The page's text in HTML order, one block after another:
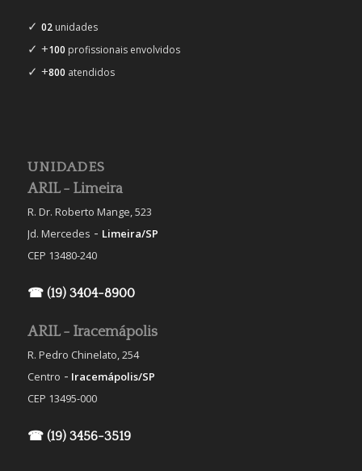
✓ 02unidades
✓ +100 profissionais envolvidos
✓ +800 atendidos
UNIDADES
ARIL - Limeira
R. Dr. Roberto Mange, 523
Jd. Mercedes - Limeira/SP
CEP 13480-240
☎ (19) 3404-8900
ARIL - Iracemápolis
R. Pedro Chinelato, 254
Centro - Iracemápolis/SP
CEP 13495-000
☎ (19) 3456-3519